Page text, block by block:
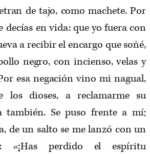
de tajo, como machete. Por
decías en vida: que yo fuera con
a recibir el encargo que soñé,
negro, con incienso, velas y
esa negación vino mi nagual,
los dioses, a reclamarme su
también. Se puso frente a mí;
de un salto se me lanzó con un
«¡Has perdido el espíritu